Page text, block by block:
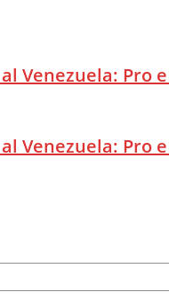
al Venezuela: Pro
al Venezuela: Pro